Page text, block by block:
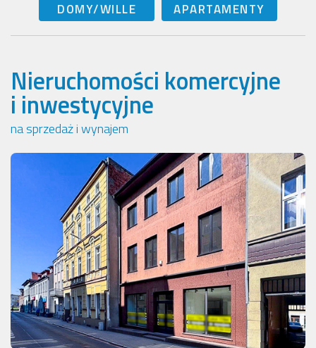
DOMY/WILLE APARTAMENTY
Nieruchomości komercyjne
i inwestycyjne
na sprzedaż i wynajem